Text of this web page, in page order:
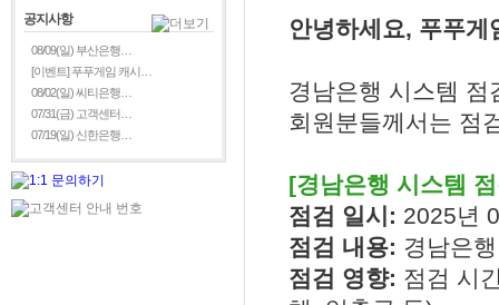
공지사항
08/09(일) 부산은행…
[이벤트] 푸푸게임 캐시…
08/02(일) 씨티은행…
07/31(금) 고객센터…
07/19(일) 신한은행…
안녕하세요, 푸푸게
경남은행 시스템 점
회원분들께서는 점
[경남은행 시스템
점검 일시: 2025년
점검 내용: 경남은
점검 영향: 점검 시